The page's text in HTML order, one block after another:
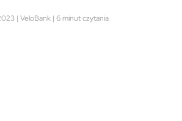
| VeloBank | 6 minut czytania